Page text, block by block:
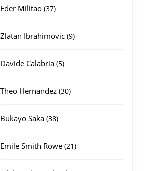
Eder Militao 3737
Zlatan Ibrahimovic 99
Davide Calabria 55
Theo Hernandez 3030
Bukayo Saka 3838
Emile Smith Rowe 2121